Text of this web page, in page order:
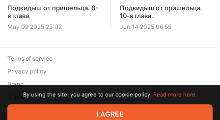
Подкидыш от пришельца. 8-
я глава.
May 09 2025 23:02
Подкидыш от пришельца.
10-я глава.
Jun 14 2025 06:55
© 2026 Zaya Solutions Limited. All rights reserved. All trademarks
Terms of service
Privacy policy
Brand
SupportBy using the site, you agree to our cookie policy. Read more here.
I AGREE